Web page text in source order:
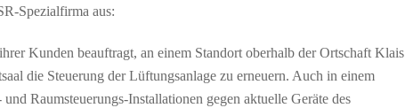
Spezialfirma aus:
Kunden beauftragt, an einem Standort oberhalb der Ortschaft Klais
die Steuerung der Lüftungsanlage zu erneuern. Auch in einem
Raumsteuerungs-Installationen gegen aktuelle Geräte des